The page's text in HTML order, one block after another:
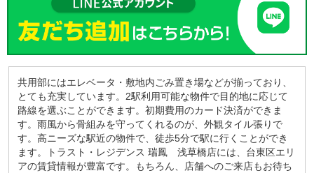
共用部にはエレベータ・敷地内ごみ置き場などが揃っており、
とても充実しています。2駅利用可能な物件で目的地に応じて
路線を選ぶことができます。初期費用のカード決済ができま
す。雨風から骨組みを守ってくれるのが、外観タイル張りで
す。高ニーズな駅近の物件で、徒歩5分で駅に行くことができ
ます。トラスト・レジデンス 瑞鳳 浅草橋店には、台東区エリ
アの賃貸情報が豊富です。もちろん、店舗へのご来店もお待ち